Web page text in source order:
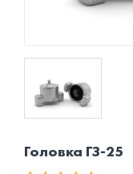
Головка ГЗ-25